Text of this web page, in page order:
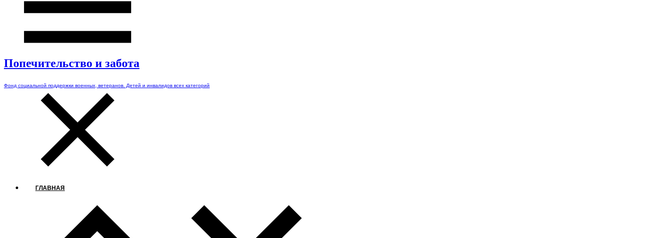
Попечительство и забота
Фонд социальной поддержки военных, ветеранов. Детей и инвалидов всех категорий
ГЛАВНАЯ